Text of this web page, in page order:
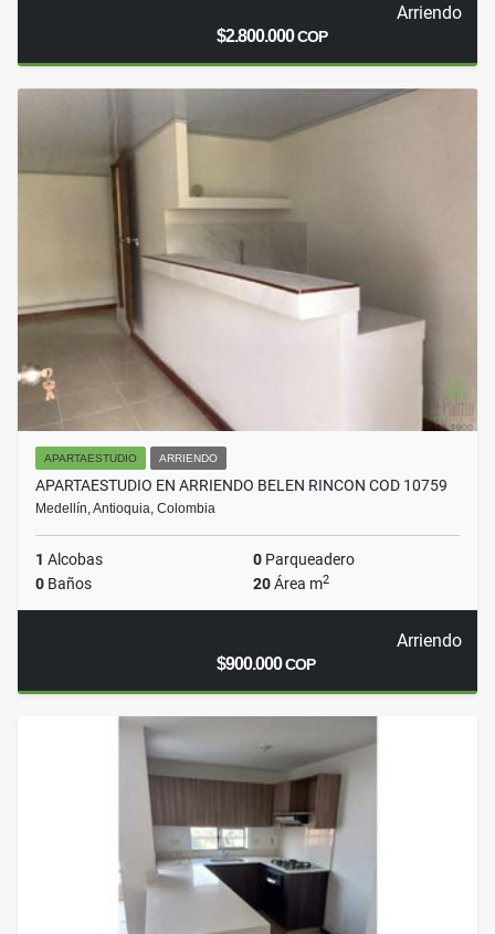
Arriendo
$2.800.000COP
APARTAESTUDIO ARRIENDO
APARTAESTUDIO EN ARRIENDO BELEN RINCON COD 10759
Medellín, Antioquia, Colombia
1 Alcobas 0 Parqueadero
0 Baños 20Área m2
Arriendo
$900.000COP